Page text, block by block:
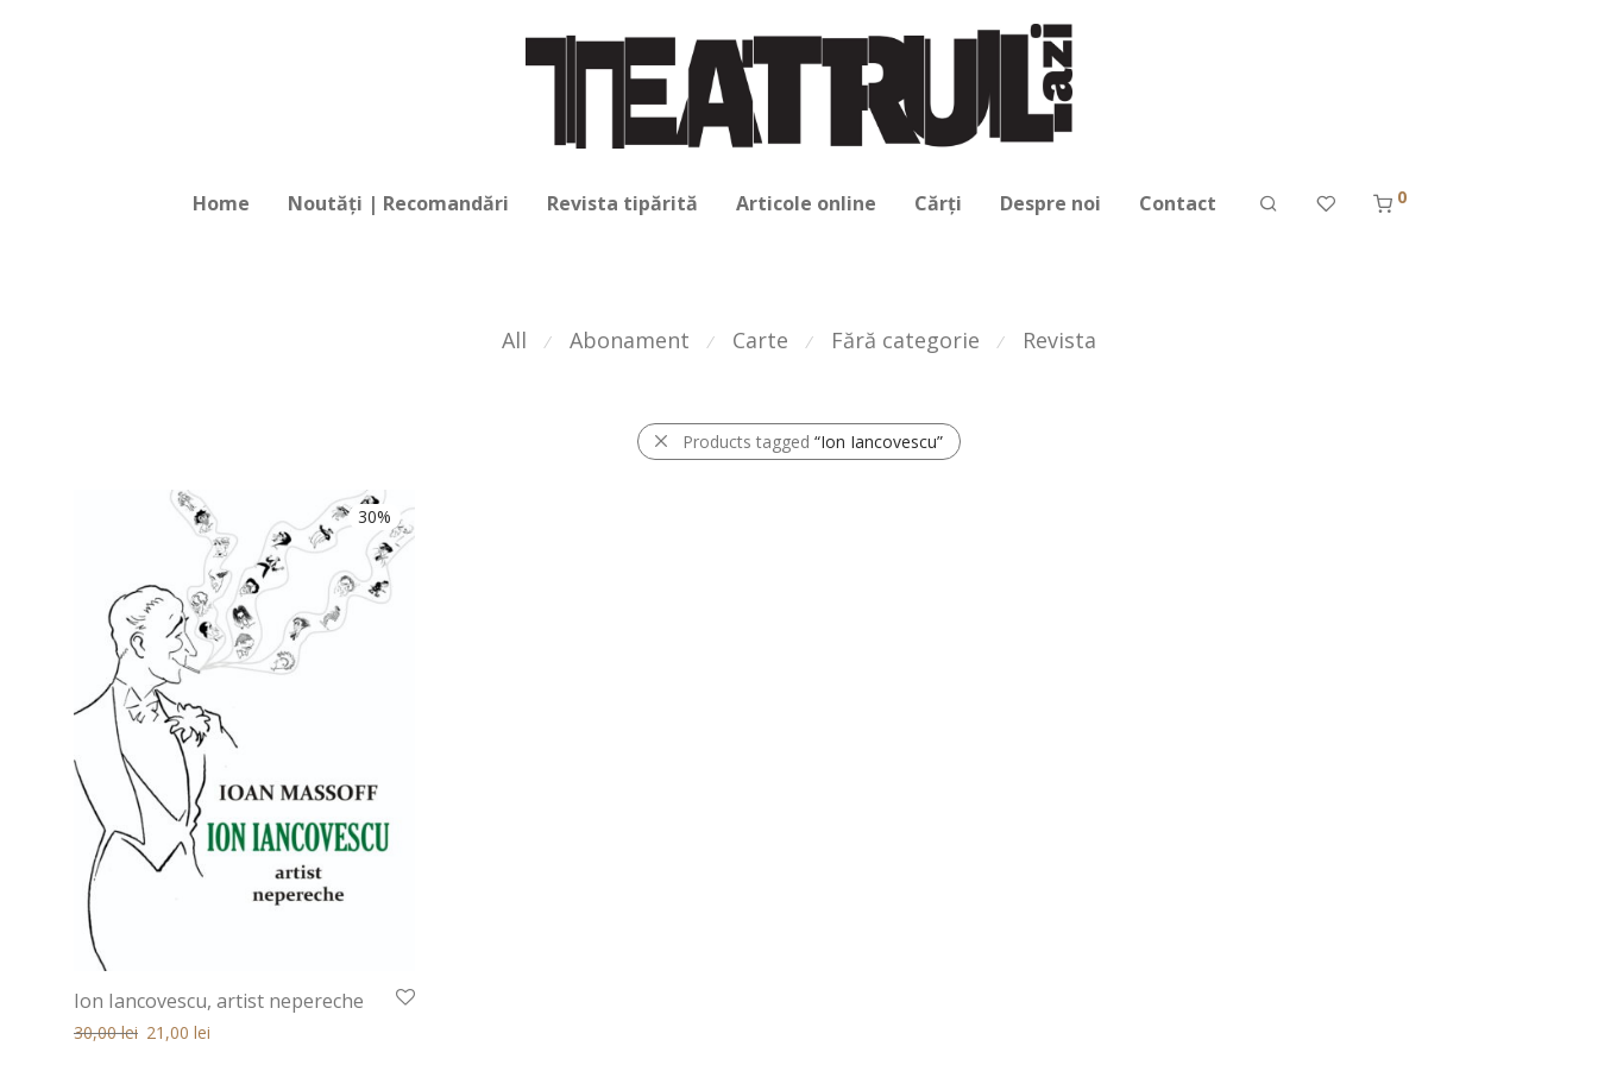
Home Noutăți | Recomandări Revista tipărită Articole online Cărți Despre noi Contact 0
All ⁄ Abonament ⁄ Carte ⁄ Fără categorie ⁄ Revista
Products tagged “Ion Iancovescu”
30%
Ion Iancovescu, artist nepereche
Prețul inițial a fost: 30,00 lei.
30,00lei Prețul curent este: 30,00 lei.
21,00 lei